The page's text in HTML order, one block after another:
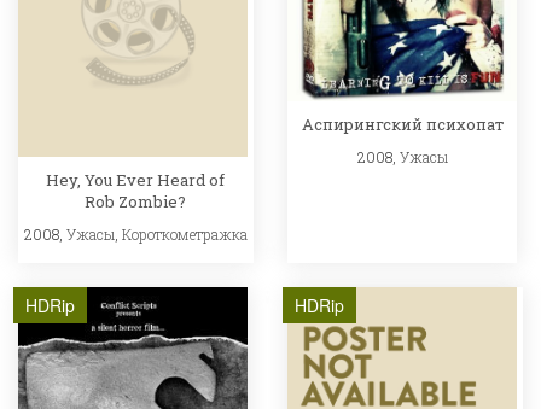
Hey, You Ever Heard of
Rob Zombie?
2008, Ужасы Короткометражка
Аспирингский психопат
2008, Ужасы
HDRip HDRip